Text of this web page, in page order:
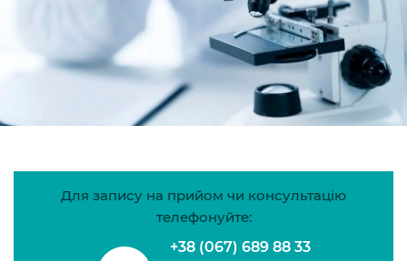
Для запису на прийом чи консультацію
телефонуйте:
+38 (067) 689 88 33